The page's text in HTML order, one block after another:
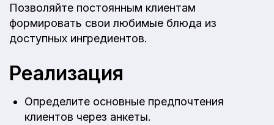
Позволяйте постоянным клиентам
формировать свои любимые блюда из
доступных ингредиентов.
Реализация
Определите основные предпочтения
клиентов через анкеты.